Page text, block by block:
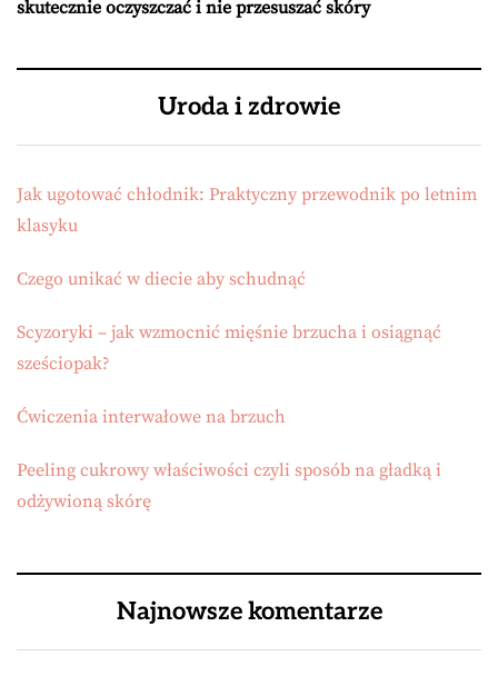
skutecznie oczyszczać i nie przesuszać skóry
Uroda i zdrowie
Jak ugotować chłodnik: Praktyczny przewodnik po letnim
klasyku
Czego unikać w diecie aby schudnąć
Scyzoryki – jak wzmocnić mięśnie brzucha i osiągnąć
sześciopak?
Ćwiczenia interwałowe na brzuch
Peeling cukrowy właściwości czyli sposób na gładką i
odżywioną skórę
Najnowsze komentarze